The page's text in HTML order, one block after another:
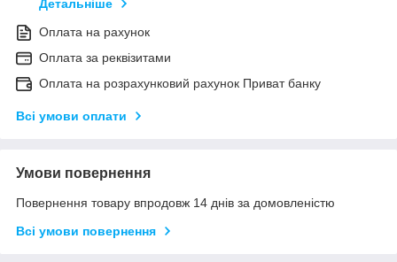
Детальніше
Оплата на рахунок
Оплата за реквізитами
Оплата на розрахунковий рахунок Приват банку
Всі умови оплати
Умови повернення
Повернення товару впродовж 14 днів за домовленістю
Всі умови повернення